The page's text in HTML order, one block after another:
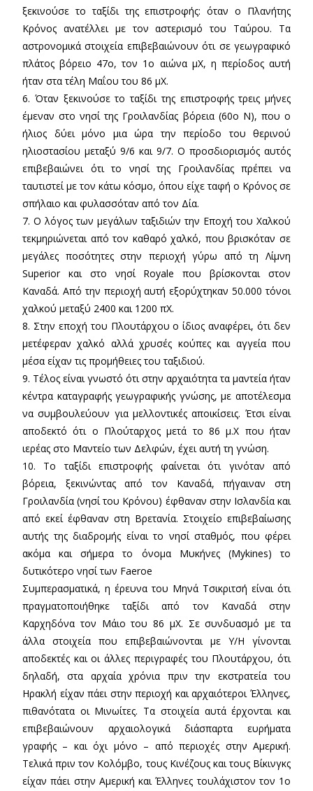
ξεκινούσε το ταξίδι της επιστροφής: όταν ο Πλανήτης
Κρόνος ανατέλλει με τον αστερισμό του Ταύρου. Τα
αστρονομικά στοιχεία επιβεβαιώνουν ότι σε γεωγραφικό
πλάτος βόρειο 47ο, τον 1ο αιώνα μΧ, η περίοδος αυτή
ήταν στα τέλη Μαΐου του 86 μΧ.
6. Όταν ξεκινούσε το ταξίδι της επιστροφής τρεις μήνες
έμεναν στο νησί της Γροιλανδίας βόρεια (60ο Ν), που ο
ήλιος δύει μόνο μια ώρα την περίοδο του θερινού
ηλιοστασίου μεταξύ 9/6 και 9/7. Ο προσδιορισμός αυτός
επιβεβαιώνει ότι το νησί της Γροιλανδίας πρέπει να
ταυτιστεί με τον κάτω κόσμο, όπου είχε ταφή ο Κρόνος σε
σπήλαιο και φυλασσόταν από τον Δία.
7. Ο λόγος των μεγάλων ταξιδιών την Εποχή του Χαλκού
τεκμηριώνεται από τον καθαρό χαλκό, που βρισκόταν σε
μεγάλες ποσότητες στην περιοχή γύρω από τη Λίμνη
Superior και στο νησί Royale που βρίσκονται στον
Καναδά. Από την περιοχή αυτή εξορύχτηκαν 50.000 τόνοι
χαλκού μεταξύ 2400 και 1200 πΧ.
8. Στην εποχή του Πλουτάρχου ο ίδιος αναφέρει, ότι δεν
μετέφεραν χαλκό αλλά χρυσές κούπες και αγγεία που
μέσα είχαν τις προμήθειες του ταξιδιού.
9. Τέλος είναι γνωστό ότι στην αρχαιότητα τα μαντεία ήταν
κέντρα καταγραφής γεωγραφικής γνώσης, με αποτέλεσμα
να συμβουλεύουν για μελλοντικές αποικίσεις. Έτσι είναι
αποδεκτό ότι ο Πλούταρχος μετά το 86 μ.Χ που ήταν
ιερέας στο Μαντείο των Δελφών, έχει αυτή τη γνώση.
10. Το ταξίδι επιστροφής φαίνεται ότι γινόταν από
βόρεια, ξεκινώντας από τον Καναδά, πήγαιναν στη
Γροιλανδία (νησί του Κρόνου) έφθαναν στην Ισλανδία και
από εκεί έφθαναν στη Βρετανία. Στοιχείο επιβεβαίωσης
αυτής της διαδρομής είναι το νησί σταθμός, που φέρει
ακόμα και σήμερα το όνομα Μυκήνες (Mykines) το
δυτικότερο νησί των Faeroe
Συμπερασματικά, η έρευνα του Μηνά Τσικριτσή είναι ότι
πραγματοποιήθηκε ταξίδι από τον Καναδά στην
Καρχηδόνα τον Μάιο του 86 μΧ. Σε συνδυασμό με τα
άλλα στοιχεία που επιβεβαιώνονται με Υ/Η γίνονται
αποδεκτές και οι άλλες περιγραφές του Πλουτάρχου, ότι
δηλαδή, στα αρχαία χρόνια πριν την εκστρατεία του
Ηρακλή είχαν πάει στην περιοχή και αρχαιότεροι Έλληνες,
πιθανότατα οι Μινωίτες. Τα στοιχεία αυτά έρχονται και
επιβεβαιώνουν αρχαιολογικά διάσπαρτα ευρήματα
γραφής – και όχι μόνο – από περιοχές στην Αμερική.
Τελικά πριν τον Κολόμβο, τους Κινέζους και τους Βίκινγκς
είχαν πάει στην Αμερική και Έλληνες τουλάχιστον τον 1ο